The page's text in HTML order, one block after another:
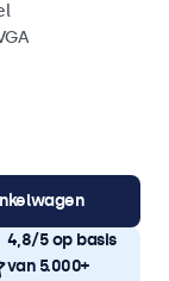
4,8/5 op basis
van 5.000+